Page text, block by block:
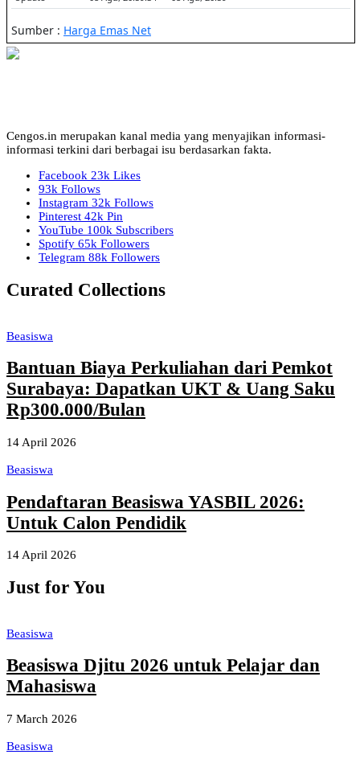
Cengos.in merupakan kanal media yang menyajikan informasi-
informasi terkini dari berbagai isu berdasarkan fakta.
Facebook 23k Likes
93k Follows
Instagram 32k Follows
Pinterest 42k Pin
YouTube 100k Subscribers
Spotify 65k Followers
Telegram 88k Followers
Curated Collections
Beasiswa
Bantuan Biaya Perkuliahan dari Pemkot
Surabaya: Dapatkan UKT & Uang Saku
Rp300.000/Bulan
14 April 2026
Beasiswa
Pendaftaran Beasiswa YASBIL 2026:
Untuk Calon Pendidik
14 April 2026
Just for You
Beasiswa
Beasiswa Djitu 2026 untuk Pelajar dan
Mahasiswa
7 March 2026
Beasiswa